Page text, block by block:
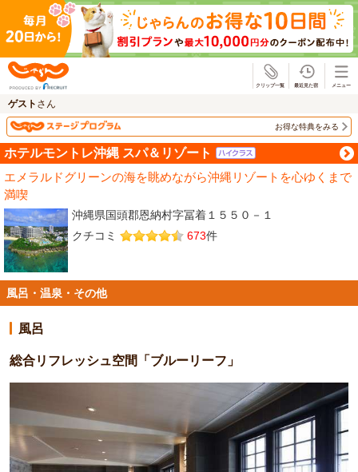
ゲスト さん
お得な特典をみる
ホテルモントレ沖縄 スパ＆リゾート
エメラルドグリーンの海を眺めながら沖縄リゾートを心ゆくまで
満喫
沖縄県国頭郡恩納村字冨着１５５０－１
クチコミ
673件
風呂・温泉・その他
風呂
総合リフレッシュ空間「ブルーリーフ」